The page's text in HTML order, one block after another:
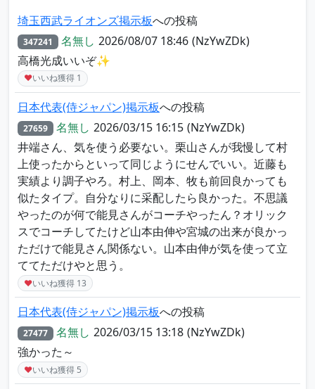
埼玉西武ライオンズ掲示板への投稿
347241 名無し 2026/08/07 18:46 (NzYwZDk)
高橋光成いいぞ✨
♥いいね獲得 1
日本代表(侍ジャパン)掲示板への投稿
27659 名無し 2026/03/15 16:15 (NzYwZDk)
井端さん、気を使う必要ない。栗山さんが我慢して村
上使ったからといって同じようにせんでいい。近藤も
実績より調子やろ。村上、岡本、牧も前回良かっても
似たタイプ。自分なりに采配したら良かった。不思議
やったのが何で能見さんがコーチやったん？オリック
スでコーチしてたけど山本由伸や宮城の出来が良かっ
ただけで能見さん関係ない。山本由伸が気を使って立
ててただけやと思う。
♥いいね獲得 13
日本代表(侍ジャパン)掲示板への投稿
27477 名無し 2026/03/15 13:18 (NzYwZDk)
強かった～
♥いいね獲得 5